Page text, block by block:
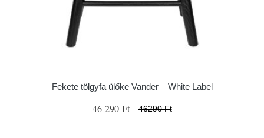
Fekete tölgyfa ülőke Vander – White Label
46 290 Ft 46290 Ft